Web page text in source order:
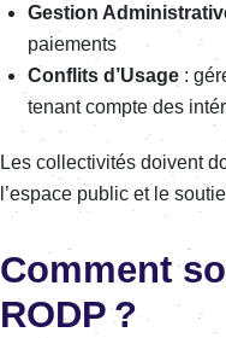
Gestion
paie­ments
Conflits d’Usage :
tenant compte des
Les collec­ti­vi­tés doivent
l’es­pace public et le
Comment
RODP ?